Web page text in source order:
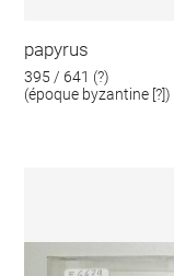
papyrus
395 / 641 (?)
(époque byzantine [?])